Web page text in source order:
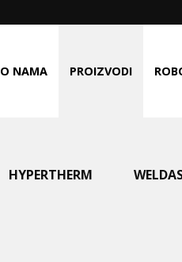
O NAMA PROIZVODI
HYPERTHERM